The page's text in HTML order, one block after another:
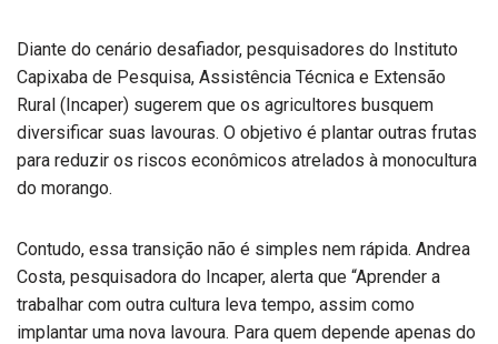
Diante do cenário desafiador, pesquisadores do Instituto
Capixaba de Pesquisa, Assistência Técnica e Extensão
Rural (Incaper) sugerem que os agricultores busquem
diversificar suas lavouras. O objetivo é plantar outras frutas
para reduzir os riscos econômicos atrelados à monocultura
do morango.
Contudo, essa transição não é simples nem rápida. Andrea
Costa, pesquisadora do Incaper, alerta que “Aprender a
trabalhar com outra cultura leva tempo, assim como
implantar uma nova lavoura. Para quem depende apenas do